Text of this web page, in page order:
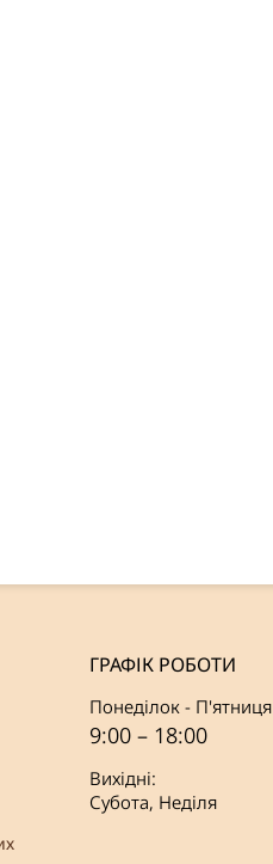
ГРАФІК РОБОТИ
Понеділок - П'ятниця
9:00 – 18:00
Вихідні:
Субота, Неділя